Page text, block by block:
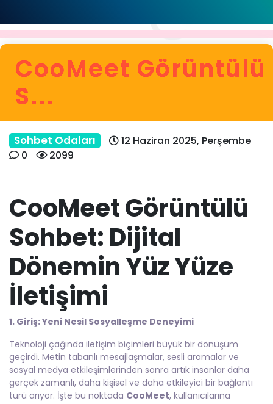
CooMeet Görüntülü
S...
Sohbet Odaları
12 Haziran 2025, Perşembe
0
2099
CooMeet Görüntülü
Sohbet: Dijital
Dönemin Yüz Yüze
İletişimi
1. Giriş: Yeni Nesil Sosyalleşme Deneyimi
Teknoloji çağında iletişim biçimleri büyük bir dönüşüm
geçirdi. Metin tabanlı mesajlaşmalar, sesli aramalar ve
sosyal medya etkileşimlerinden sonra artık insanlar daha
gerçek zamanlı, daha kişisel ve daha etkileyici bir bağlantı
türü arıyor. İşte bu noktada CooMeet, kullanıcılarına